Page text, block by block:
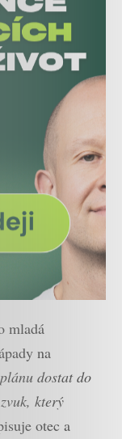
mladá
na
dostat do
který
otec a